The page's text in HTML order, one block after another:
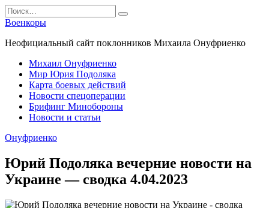
Перейти
к
содержанию
Search
for:
Военкоры
Неофициальный сайт поклонников Михаила Онуфриенко
Михаил Онуфриенко
Мир Юрия Подоляка
Карта боевых действий
Новости спецоперации
Брифинг Минобороны
Новости и статьи
Онуфриенко
Юрий Подоляка вечерние новости на
Украине — сводка 4.04.2023